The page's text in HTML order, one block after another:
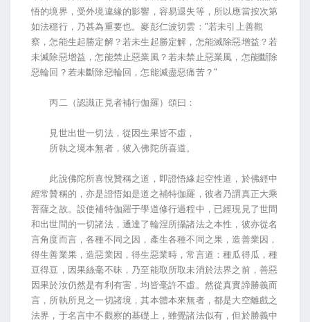
悟的境界，受外境違緣的影響，容易退失等，所以應當按次第
如法穩行，乃甚為重要也。麥彭仁波切雲："若未引上善觀
察，怎能生起勝定解？若未生起勝定解，怎能滅除惡增益？若
未滅除惡增益，怎能禁止惡業風？若未禁止惡業風，怎能斷除
惡輪回？若未斷除惡輪回，怎能滅盡惡痛苦？"
丙二（認識正見者補行伽羅）頌曰：
見世出世一切法，從因生果皆不虛，
所執之境本無者，彼入佛陀所喜道。
此說佛陀所喜悅贊稱之道，即證悟緣起空性道，於佛經中
經常贊稱的，亦是證悟如是道之補特伽羅，彼者乃謂真正大乘
菩薩之故。設使補特伽羅于學道修行過程中，已經現見了世間
和出世間的一切諸法，通達了輪涅所攝諸法之本性，彼亦從名
言角度而言，各種不同之因，產生各種不同之果，造善業因，
得生善業果，造惡業因，得生惡業時，常言道：種瓜得瓜，種
豆得豆，因果絲毫不昧，乃至能取所取未消於法界之前，善惡
因果於汝仍然是有利有害，均皆毫許不虛。然從真實諦勝義而
言，所執所見之一切諸境，其本體本來無者，都是大空離戲之
法界，于名言中不觀察的基礎上，雖覺諸法似有，但於勝義中